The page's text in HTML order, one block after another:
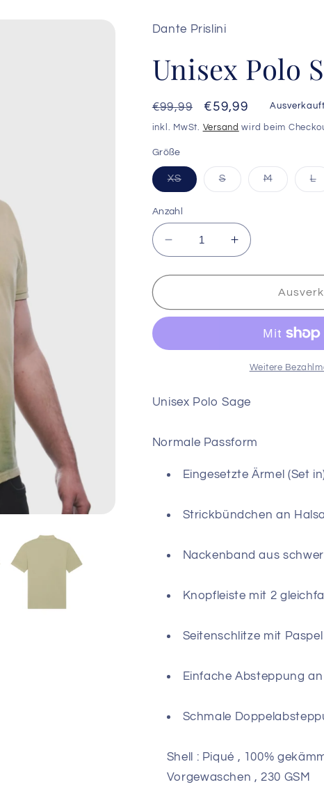
Dante Prislini
Unisex Polo
Normaler
Preis
€99,99 Verkaufspreis
€59,99 Ausverkauft
inkl. MwSt. Versand wird beim
Größe
XSVariante
ausverkauft
nicht
verfügbar
SVariante
ausverkauft
MVariante
L
Anzahl
Verringere
die
Menge
Unisex
Erhöhe
die
Menge
Unisex
Sage
Weitere
Unisex Polo Sage
Normale Passform
Eingesetzte Ärmel (Set
Strickbündchen an
Nackenband aus
Knopfleiste mit 2
Seitenschlitze mit
Einfache Absteppung
Schmale
Shell : Piqué , 100%
Vorgewaschen , 230 GSM